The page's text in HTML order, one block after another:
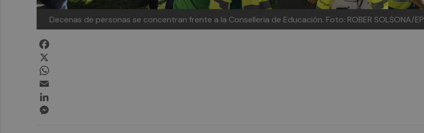
Decenas de personas se concentran frente a la Conselleria de Educación. Foto: ROBER SOLSONA/EP